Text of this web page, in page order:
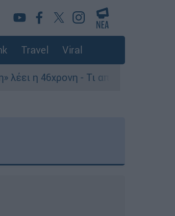
Travel Viral
- Τι αποκάλυψε στους